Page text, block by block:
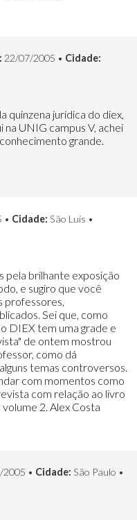
22/07/2005 • Cidade:
quinzena jurídica do diex,
UNIG campus V, achei
grande.
• Cidade: São Luís •
pela brilhante exposição
e sugiro que você
professores,
Sei que, como
DIEX tem uma grade e
de ontem mostrou
como dá
temas controversos.
com momentos como
com relação ao livro
2. Alex Costa
• Cidade: São Paulo •